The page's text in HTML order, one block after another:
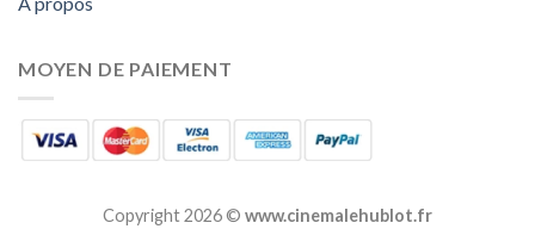
MOYEN DE PAIEMENT
Copyright 2026 © www.cinemalehublot.fr